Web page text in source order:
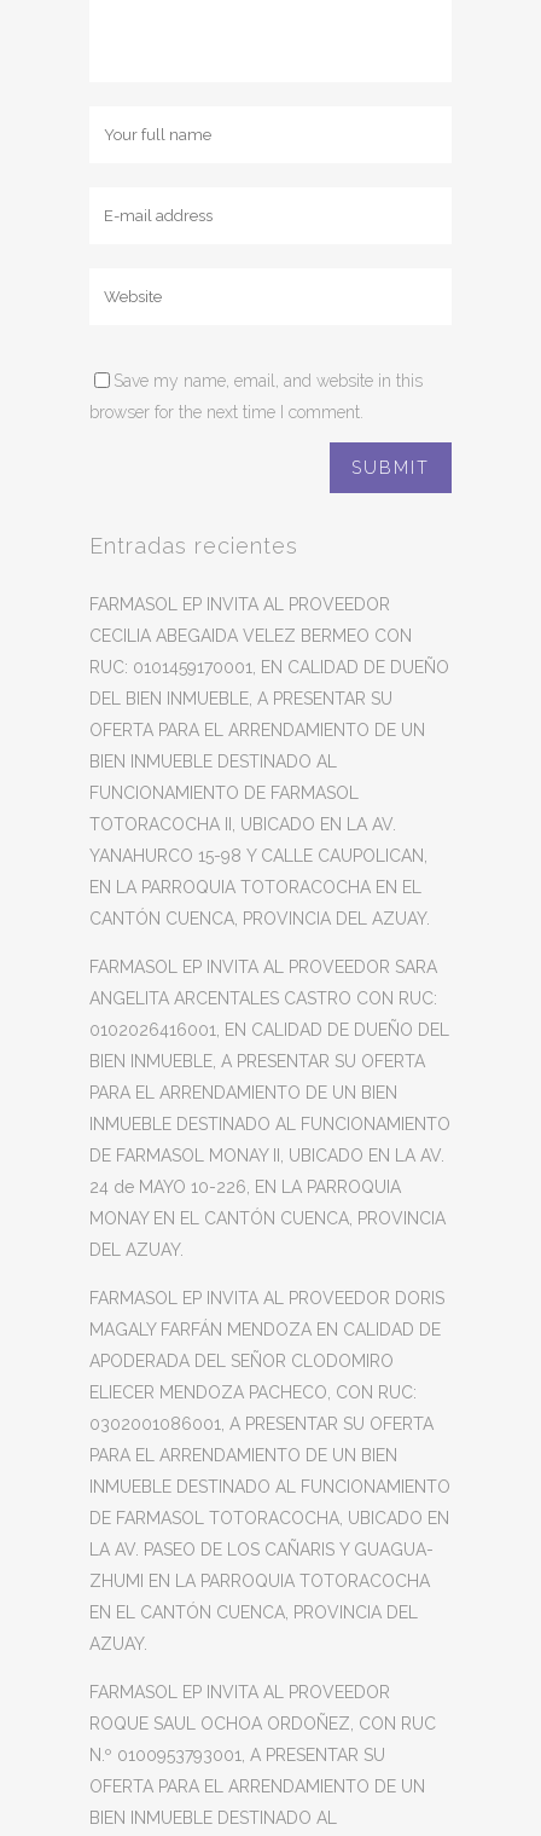
Save my name, email, and website in this
browser for the next time I comment.
Entradas recientes
FARMASOL EP INVITA AL PROVEEDOR
CECILIA ABEGAIDA VELEZ BERMEO CON
RUC: 0101459170001, EN CALIDAD DE DUEÑO
DEL BIEN INMUEBLE, A PRESENTAR SU
OFERTA PARA EL ARRENDAMIENTO DE UN
BIEN INMUEBLE DESTINADO AL
FUNCIONAMIENTO DE FARMASOL
TOTORACOCHA II, UBICADO EN LA AV.
YANAHURCO 15-98 Y CALLE CAUPOLICAN,
EN LA PARROQUIA TOTORACOCHA EN EL
CANTÓN CUENCA, PROVINCIA DEL AZUAY.
FARMASOL EP INVITA AL PROVEEDOR SARA
ANGELITA ARCENTALES CASTRO CON RUC:
0102026416001, EN CALIDAD DE DUEÑO DEL
BIEN INMUEBLE, A PRESENTAR SU OFERTA
PARA EL ARRENDAMIENTO DE UN BIEN
INMUEBLE DESTINADO AL FUNCIONAMIENTO
DE FARMASOL MONAY II, UBICADO EN LA AV.
24 de MAYO 10-226, EN LA PARROQUIA
MONAY EN EL CANTÓN CUENCA, PROVINCIA
DEL AZUAY.
FARMASOL EP INVITA AL PROVEEDOR DORIS
MAGALY FARFÁN MENDOZA EN CALIDAD DE
APODERADA DEL SEÑOR CLODOMIRO
ELIECER MENDOZA PACHECO, CON RUC:
0302001086001, A PRESENTAR SU OFERTA
PARA EL ARRENDAMIENTO DE UN BIEN
INMUEBLE DESTINADO AL FUNCIONAMIENTO
DE FARMASOL TOTORACOCHA, UBICADO EN
LA AV. PASEO DE LOS CAÑARIS Y GUAGUA-
ZHUMI EN LA PARROQUIA TOTORACOCHA
EN EL CANTÓN CUENCA, PROVINCIA DEL
AZUAY.
FARMASOL EP INVITA AL PROVEEDOR
ROQUE SAUL OCHOA ORDOÑEZ, CON RUC
N.º 0100953793001, A PRESENTAR SU
OFERTA PARA EL ARRENDAMIENTO DE UN
BIEN INMUEBLE DESTINADO AL